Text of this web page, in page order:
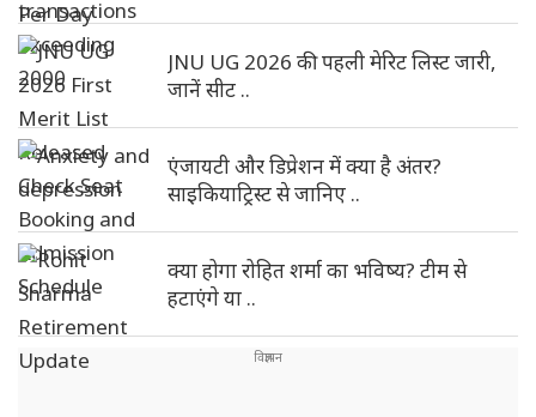
JNU UG 2026 की पहली मेरिट लिस्ट जारी,
जानें सीट ..
एंजायटी और डिप्रेशन में क्या है अंतर?
साइकियाट्रिस्ट से जानिए ..
क्या होगा रोहित शर्मा का भविष्य? टीम से
हटाएंगे या ..